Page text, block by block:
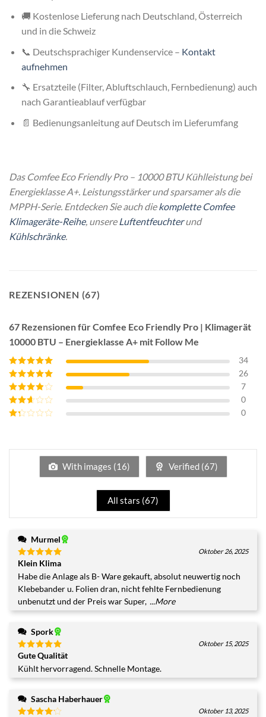
🚚 Kostenlose Lieferung nach Deutschland, Österreich
und in die Schweiz
📞 Deutschsprachiger Kundenservice – Kontakt
aufnehmen
🔧 Ersatzteile (Filter, Abluftschlauch, Fernbedienung) auch
nach Garantieablauf verfügbar
📄 Bedienungsanleitung auf Deutsch im Lieferumfang
Das Comfee Eco Friendly Pro – 10000 BTU Kühlleistung bei
Energieklasse A+. Leistungsstärker und sparsamer als die
MPPH-Serie. Entdecken Sie auch diekomplette Comfee
Klimageräte-Reihe, unsereLuftentfeuchterund
Kühlschränke.
REZENSIONEN (67)
67 Rezensionen fürComfee Eco Friendly Pro | Klimagerät
10000 BTU – Energieklasse A+ mit Follow Me
Bewertet mit
von 5
34
Bewertet mit
4von 5
26
Bewertet
mit
von 5
7
Bewertet
0
von
0
With images (16) Verified (67)
All stars (67)
Murmel
Bewertet
mit
von
5
Oktober 26, 2025
Klein Klima
Habe die Anlage als B- Ware gekauft, absolut neuwertig noch
Klebebander u. Folien dran, nicht fehlte Fernbedienung
unbenutzt und der Preis war Super, ...More
Spork
Bewertet
mit5 von
5
Oktober 15, 2025
Gute Qualität
Kühlt hervorragend. Schnelle Montage.
Sascha Haberhauer
Oktober 13, 2025